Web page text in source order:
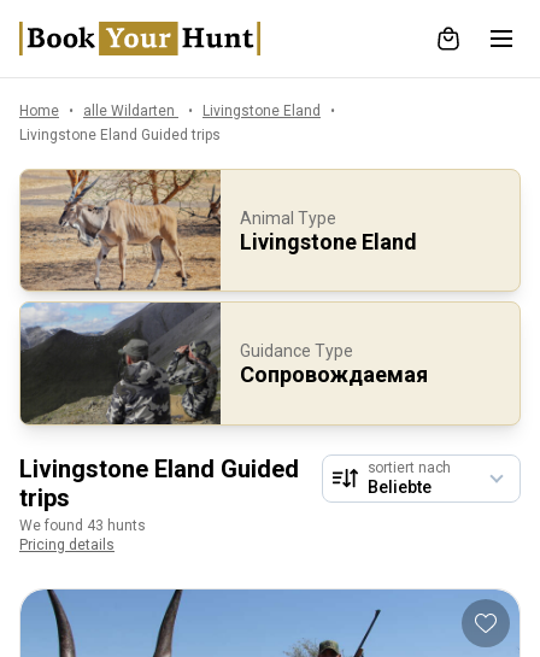
Home alle Wildarten
Livingstone Eland
Livingstone Eland Guided trips
Animal Type
Livingstone Eland
Guidance Type
Сопровождаемая
Livingstone Eland Guided
trips
We found 43 hunts
Pricing details
sortiert nach